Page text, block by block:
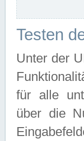
Testen
Unter der
für alle
über die